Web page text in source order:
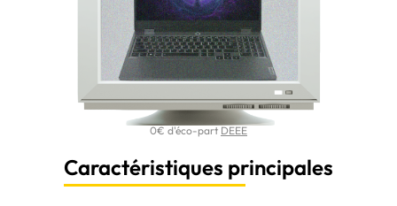
0€ d'éco-part DEEE
Caractéristiques principales